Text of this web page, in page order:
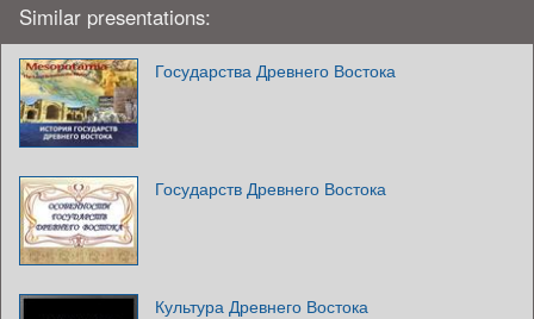
Similar presentations:
Государства Древнего Востока
Государств Древнего Востока
Культура Древнего Востока